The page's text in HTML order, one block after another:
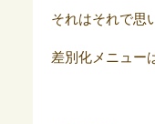
それはそれで思
差別化メニュー